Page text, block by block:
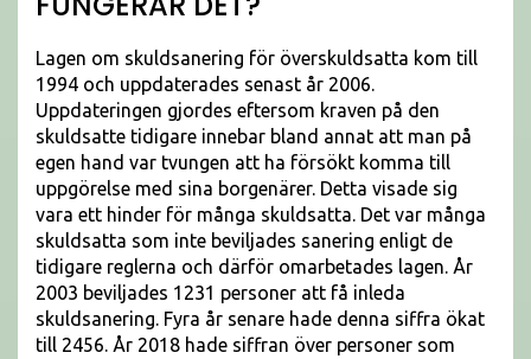
Lagen om skuldsanering för överskuldsatta kom till
1994 och uppdaterades senast år 2006.
Uppdateringen gjordes eftersom kraven på den
skuldsatte tidigare innebar bland annat att man på
egen hand var tvungen att ha försökt komma till
uppgörelse med sina borgenärer. Detta visade sig
vara ett hinder för många skuldsatta. Det var många
skuldsatta som inte beviljades sanering enligt de
tidigare reglerna och därför omarbetades lagen. År
2003 beviljades 1231 personer att få inleda
skuldsanering. Fyra år senare hade denna siffra ökat
till 2456. År 2018 hade siffran över personer som